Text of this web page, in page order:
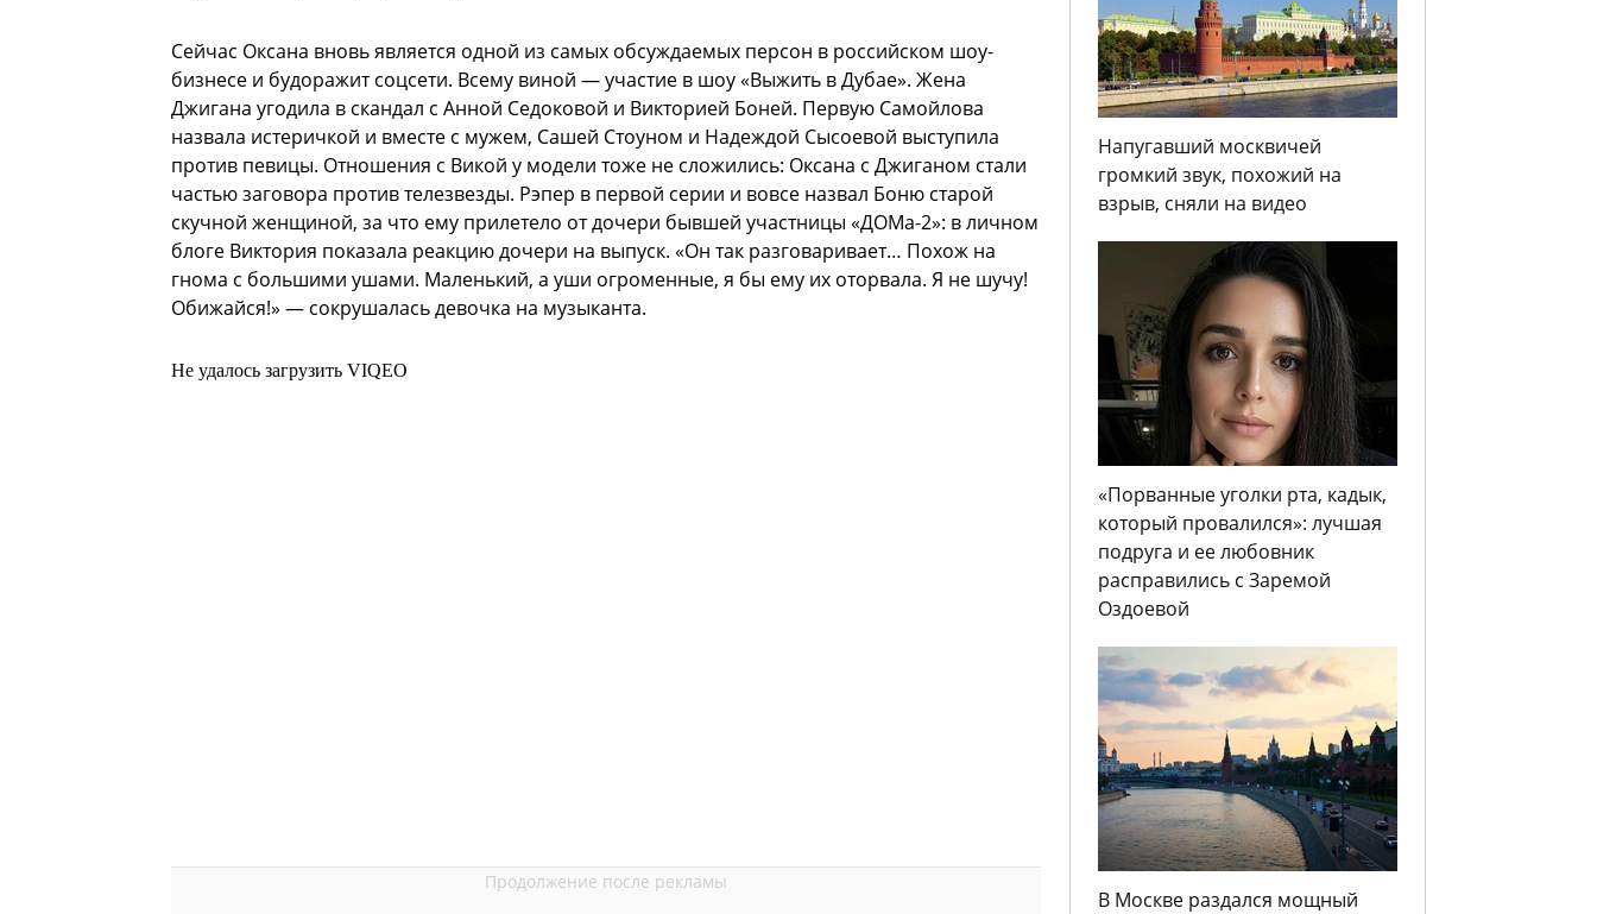
Сейчас Оксана вновь является одной из самых обсуждаемых персон в российском шоу-
бизнесе и будоражит соцсети. Всему виной — участие в шоу «Выжить в Дубае». Жена
Джигана угодила в скандал с Анной Седоковой и Викторией Боней. Первую Самойлова
назвала истеричкой и вместе с мужем, Сашей Стоуном и Надеждой Сысоевой выступила
против певицы. Отношения с Викой у модели тоже не сложились: Оксана с Джиганом стали
частью заговора против телезвезды. Рэпер в первой серии и вовсе назвал Боню старой
скучной женщиной, за что ему прилетело от дочери бывшей участницы «ДОМа-2»: в личном
блоге Виктория показала реакцию дочери на выпуск. «Он так разговаривает… Похож на
гнома с большими ушами. Маленький, а уши огроменные, я бы ему их оторвала. Я не шучу!
Обижайся!» — сокрушалась девочка на музыканта.
Не удалось загрузить VIQEO
Напугавший москвичей
громкий звук, похожий на
взрыв, сняли на видео
«Порванные уголки рта, кадык,
который провалился»: лучшая
подруга и ее любовник
расправились с Заремой
Оздоевой
В Москве раздался мощный